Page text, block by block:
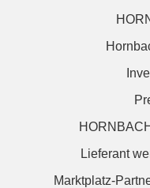
Lieferant
Marktplatz-